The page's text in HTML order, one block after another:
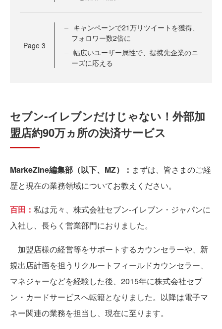
Page 3
キャンペーンで21万リツイートを獲得、
フォロワー数2倍に
幅広いユーザー属性で、提携先企業のニ
ーズに応える
セブン‐イレブンだけじゃない！外部加
盟店約90万ヵ所の決済サービス
MarkeZine編集部（以下、MZ）： まずは、皆さまのご経
歴と現在の業務領域についてお教えください。
百田： 私は元々、株式会社セブン‐イレブン・ジャパンに
入社し、長らく営業部門におりました。
加盟店様の経営等をサポートするカウンセラーや、新
規出店計画を担うリクルートフィールドカウンセラー、
マネジャーなどを経験した後、2015年に株式会社セブ
ン・カードサービスへ転籍となりました。以降は電子マ
ネー関連の業務を担当し、現在に至ります。